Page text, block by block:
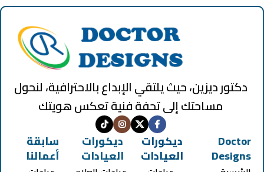
دكتور ديزين، حيث يلتقي الإبداع بالاحترافية، لنحول
مساحتك إلى تحفة فنية تعكس هويتك
Doctor
Designs
ديكورات
العيادات
ديكورات
العيادات
سابقة
أعمالنا